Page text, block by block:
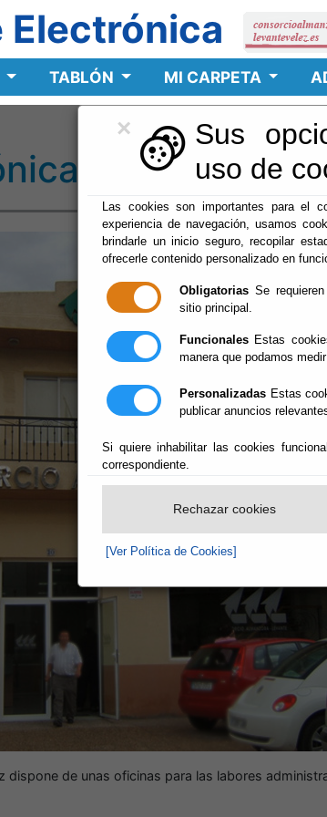
×
Sus
uso de
Las cookies son importantes para el
experiencia de navegación, usamos
brindarle un inicio seguro, recopilar
ofrecerle contenido personalizado en
Obligatorias Se
sitio principal.
Funcionales Estas
manera que podamos
Personalizadas Estas
publicar anuncios
Si quiere inhabilitar las cookies
correspondiente.
Rechazar cookies
[Ver Política de Cookies]
Electrónica
TABLÓN MI CARPETA
Oficinas de
dispone de unas oficinas para las labores